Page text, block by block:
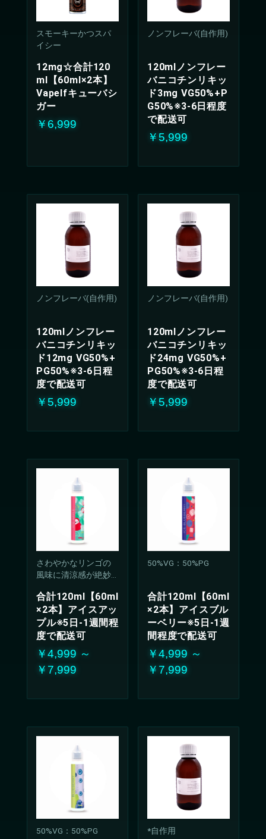
お買い物を続ける カートへ進む
スモーキーかつスパ
イシー
12mg☆合計120
ml【60ml×2本】
Vapelfキューバシ
ガー
￥6,999
ノンフレーバ(自作用)
120mlノンフレー
バニコチンリキッ
ド3mg VG50%+P
G50%※3-6日程度
で配送可
￥5,999
ノンフレーバ(自作用)
120mlノンフレー
バニコチンリキッ
ド12mg VG50%+
PG50%※3-6日程
度で配送可
￥5,999
ノンフレーバ(自作用)
120mlノンフレー
バニコチンリキッ
ド24mg VG50%+
PG50%※3-6日程
度で配送可
￥5,999
さわやかなリンゴの
風味に清涼感が絶妙
ド。
クールで爽やかな甘
酸っぱさは、どんな
シーンでも楽しんで
わい
合計120ml【60ml
×2本】アイスアッ
プル※5日-1週間程
度で配送可
￥4,999 ～
￥7,999
50%VG：50%PG
合計120ml【60ml
×2本】アイスブル
ーベリー※5日-1週
間程度で配送可
￥4,999 ～
￥7,999
50%VG：50%PG *自作用